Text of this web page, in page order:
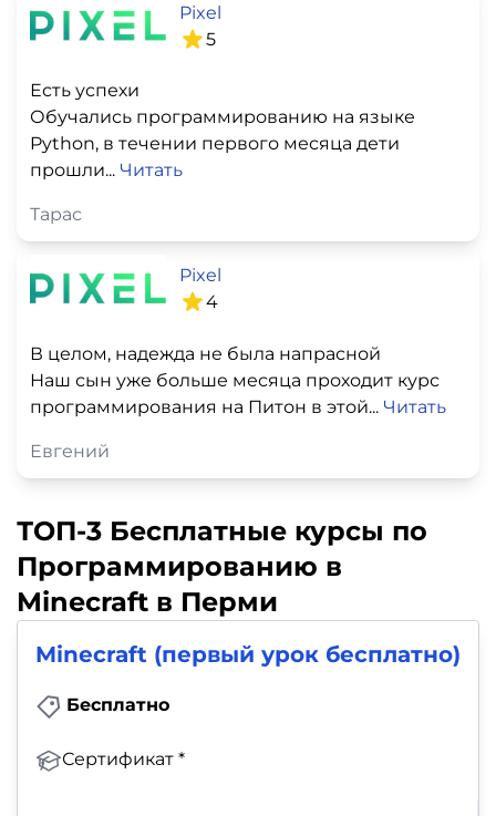
Pixel
5
Есть успехи
Обучались программированию на языке
Python, в течении первого месяца дети
прошли... Читать
Тарас
Pixel
4
В целом, надежда не была напрасной
Наш сын уже больше месяца проходит курс
программирования на Питон в этой... Читать
Евгений
ТОП-3 Бесплатные курсы по
Программированию в
Minecraft в Перми
Minecraft (первый урок бесплатно)
Бесплатно
Сертификат *